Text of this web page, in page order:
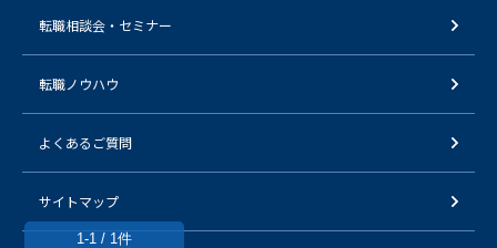
1-1 / 1件
転職相談会・セミナー
転職ノウハウ
よくあるご質問
サイトマップ